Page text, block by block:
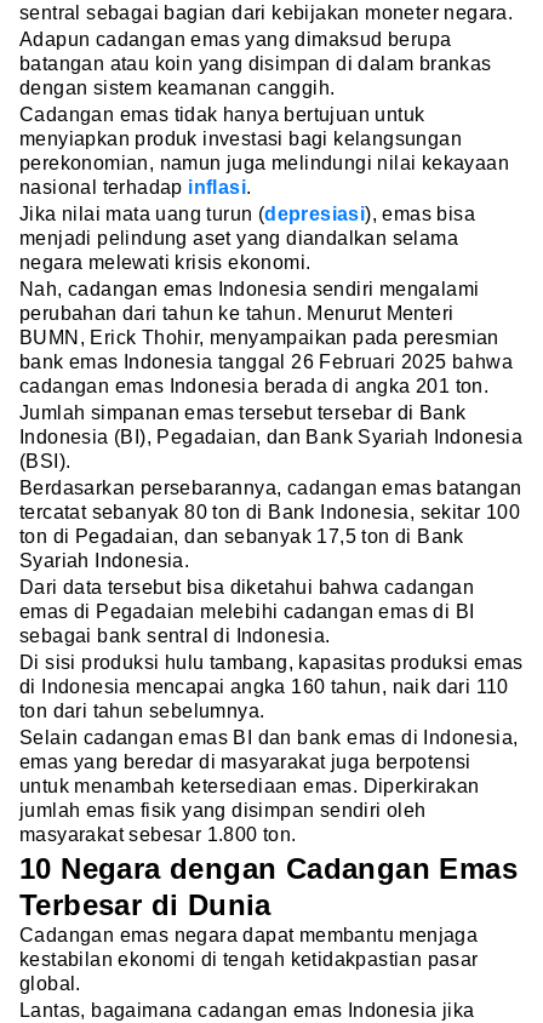
sentral sebagai bagian dari kebijakan moneter negara.
Adapun cadangan emas yang dimaksud berupa
batangan atau koin yang disimpan di dalam brankas
dengan sistem keamanan canggih.
Cadangan emas tidak hanya bertujuan untuk
menyiapkan produk investasi bagi kelangsungan
perekonomian, namun juga melindungi nilai kekayaan
nasional terhadap inflasi.
Jika nilai mata uang turun (depresiasi), emas bisa
menjadi pelindung aset yang diandalkan selama
negara melewati krisis ekonomi.
Nah, cadangan emas Indonesia sendiri mengalami
perubahan dari tahun ke tahun. Menurut Menteri
BUMN, Erick Thohir, menyampaikan pada peresmian
bank emas Indonesia tanggal 26 Februari 2025 bahwa
cadangan emas Indonesia berada di angka 201 ton.
Jumlah simpanan emas tersebut tersebar di Bank
Indonesia (BI), Pegadaian, dan Bank Syariah Indonesia
(BSI).
Berdasarkan persebarannya, cadangan emas batangan
tercatat sebanyak 80 ton di Bank Indonesia, sekitar 100
ton di Pegadaian, dan sebanyak 17,5 ton di Bank
Syariah Indonesia.
Dari data tersebut bisa diketahui bahwa cadangan
emas di Pegadaian melebihi cadangan emas di BI
sebagai bank sentral di Indonesia.
Di sisi produksi hulu tambang, kapasitas produksi emas
di Indonesia mencapai angka 160 tahun, naik dari 110
ton dari tahun sebelumnya.
Selain cadangan emas BI dan bank emas di Indonesia,
emas yang beredar di masyarakat juga berpotensi
untuk menambah ketersediaan emas. Diperkirakan
jumlah emas fisik yang disimpan sendiri oleh
masyarakat sebesar 1.800 ton.
10 Negara dengan Cadangan Emas
Terbesar di Dunia
Cadangan emas negara dapat membantu menjaga
kestabilan ekonomi di tengah ketidakpastian pasar
global.
Lantas, bagaimana cadangan emas Indonesia jika